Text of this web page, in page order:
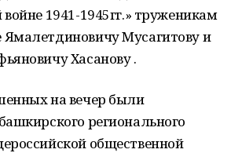
1941-1945гг.» труженикам
Мусагитову и
Хасанову .
на вечер были
регионального
общественной